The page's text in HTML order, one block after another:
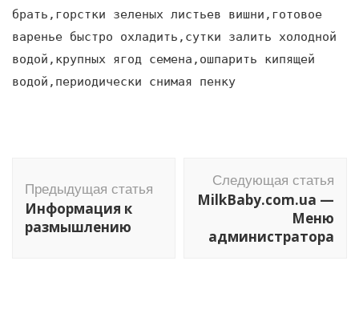
брать,горстки зеленых листьев вишни,готовое
варенье быстро охладить,сутки залить холодной
водой,крупных ягод семена,ошпарить кипящей
водой,периодически снимая пенку
по
записям
Предыдущая статья
Информация к
размышлению
Следующая статья
MilkBaby.com.ua —
Меню
администратора